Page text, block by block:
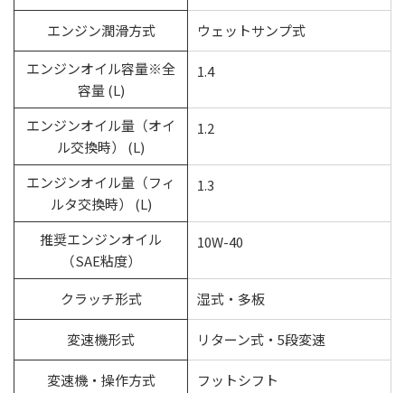
エンジン潤滑方式
ウェットサンプ式
エンジンオイル容量※全
容量 (L)
1.4
エンジンオイル量（オイ
ル交換時） (L)
1.2
エンジンオイル量（フィ
ルタ交換時） (L)
1.3
推奨エンジンオイル
（SAE粘度）
10W-40
クラッチ形式 湿式・多板
変速機形式 リターン式・5段変速
変速機・操作方式 フットシフト